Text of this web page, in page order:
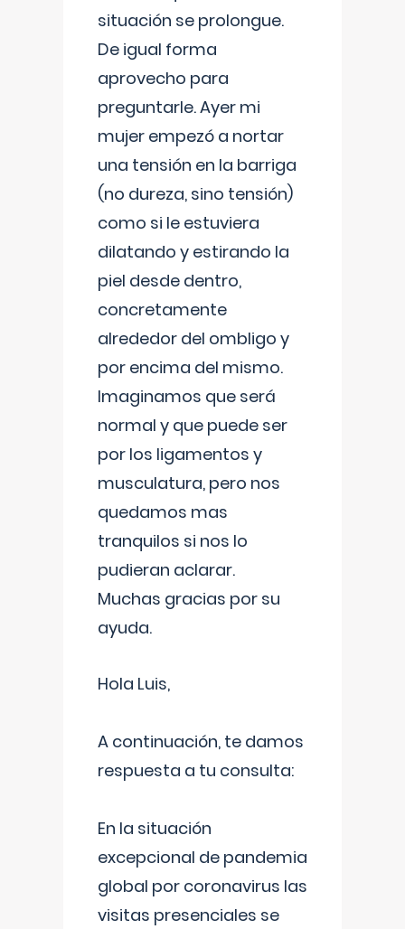
situación se prolongue.
De igual forma
aprovecho para
preguntarle. Ayer mi
mujer empezó a nortar
una tensión en la barriga
(no dureza, sino tensión)
como si le estuviera
dilatando y estirando la
piel desde dentro,
concretamente
alrededor del ombligo y
por encima del mismo.
Imaginamos que será
normal y que puede ser
por los ligamentos y
musculatura, pero nos
quedamos mas
tranquilos si nos lo
pudieran aclarar.
Muchas gracias por su
ayuda.
Hola Luis,
A continuación, te damos
respuesta a tu consulta:
En la situación
excepcional de pandemia
global por coronavirus las
visitas presenciales se